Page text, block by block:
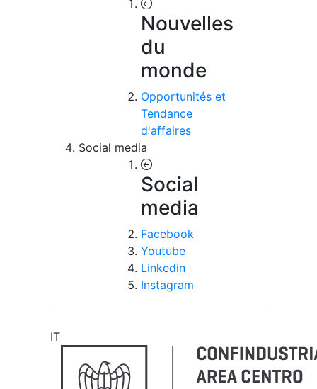
Nouvelles
du
monde
Opportunités et
Tendance
d'affaires
Social media
Social
media
Facebook
Youtube
Linkedin
Instagram
IT